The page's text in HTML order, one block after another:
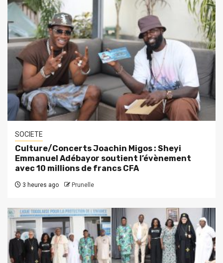
SOCIETE
Culture/Concerts Joachin Migos : Sheyi
Emmanuel Adébayor soutient l’évènement
avec 10 millions de francs CFA
3 heures ago Prunelle